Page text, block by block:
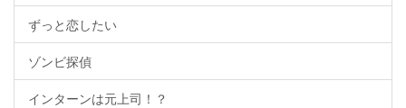
ずっと恋したい
ゾンビ探偵
インターンは元上司！？